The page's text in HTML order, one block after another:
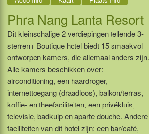
Phra Nang Lanta Resort
Dit kleinschalige 2 verdiepingen tellende 3-
sterren+ Boutique hotel biedt 15 smaakvol
ontworpen kamers, die allemaal anders zijn.
Alle kamers beschikken over:
airconditioning, een haardroger,
internettoegang (draadloos), balkon/terras,
koffie- en theefaciliteiten, een privékluis,
televisie, badkuip en aparte douche. Andere
faciliteiten van dit hotel zijn: een bar/café,